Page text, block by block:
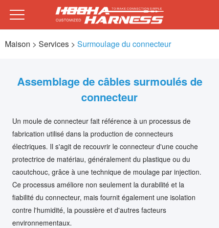
Maison > Services > Surmoulage du connecteur
Assemblage de câbles surmoulés de
connecteur
Un moule de connecteur fait référence à un processus de
fabrication utilisé dans la production de connecteurs
électriques. Il s'agit de recouvrir le connecteur d'une couche
protectrice de matériau, généralement du plastique ou du
caoutchouc, grâce à une technique de moulage par injection.
Ce processus améliore non seulement la durabilité et la
fiabilité du connecteur, mais fournit également une isolation
contre l'humidité, la poussière et d'autres facteurs
environnementaux.